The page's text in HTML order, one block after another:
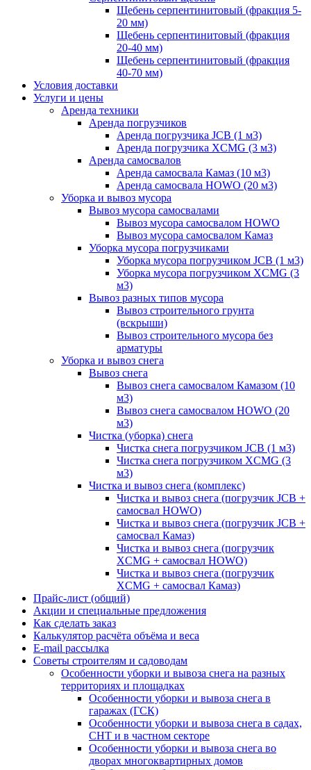
Щебень серпентинитовый (фракция 5-
20 мм)
Щебень серпентинитовый (фракция
20-40 мм)
Щебень серпентинитовый (фракция
40-70 мм)
Условия доставки
Услуги и цены
Аренда техники
Аренда погрузчиков
Аренда погрузчика JCB (1 м3)
Аренда погрузчика XCMG (3 м3)
Аренда самосвалов
Аренда самосвала Камаз (10 м3)
Аренда самосвала HOWO (20 м3)
Уборка и вывоз мусора
Вывоз мусора самосвалами
Вывоз мусора самосвалом HOWO
Вывоз мусора самосвалом Камаз
Уборка мусора погрузчиками
Уборка мусора погрузчиком JCB (1 м3)
Уборка мусора погрузчиком XCMG (3
м3)
Вывоз разных типов мусора
Вывоз строительного грунта
(вскрыши)
Вывоз строительного мусора без
арматуры
Уборка и вывоз снега
Вывоз снега
Вывоз снега самосвалом Камазом (10
м3)
Вывоз снега самосвалом HOWO (20
м3)
Чистка (уборка) снега
Чистка снега погрузчиком JCB (1 м3)
Чистка снега погрузчиком XCMG (3
м3)
Чистка и вывоз снега (комплекс)
Чистка и вывоз снега (погрузчик JCB +
самосвал HOWO)
Чистка и вывоз снега (погрузчик JCB +
самосвал Камаз)
Чистка и вывоз снега (погрузчик
XCMG + самосвал HOWO)
Чистка и вывоз снега (погрузчик
XCMG + самосвал Камаз)
Прайс-лист (общий)
Акции и специальные предложения
Как сделать заказ
Калькулятор расчёта объёма и веса
E-mail рассылка
Советы строителям и садоводам
Особенности уборки и вывоза снега на разных
территориях и площадках
Особенности уборки и вывоза снега в
гаражах (ГСК)
Особенности уборки и вывоза снега в садах,
СНТ и в частном секторе
Особенности уборки и вывоза снега во
дворах многоквартирных домов